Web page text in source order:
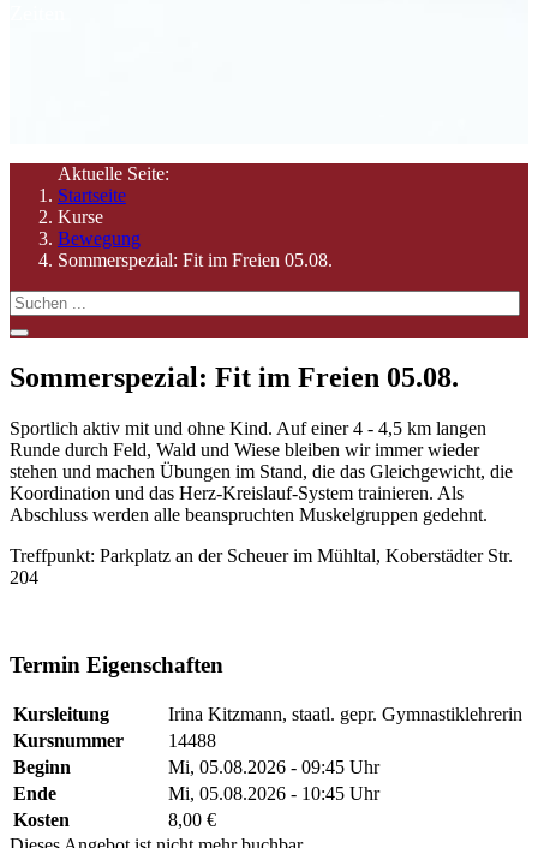
Aktuelle Seite:
Startseite
Kurse
Bewegung
Sommerspezial: Fit im Freien 05.08.
Sommerspezial: Fit im Freien 05.08.
Sportlich aktiv mit und ohne Kind. Auf einer 4 - 4,5 km langen
Runde durch Feld, Wald und Wiese bleiben wir immer wieder
stehen und machen Übungen im Stand, die das Gleichgewicht, die
Koordination und das Herz-Kreislauf-System trainieren. Als
Abschluss werden alle beanspruchten Muskelgruppen gedehnt.
Treffpunkt: Parkplatz an der Scheuer im Mühltal, Koberstädter Str.
204
Termin Eigenschaften
Kursleitung
Irina Kitzmann, staatl. gepr. Gymnastiklehrerin
Kursnummer
14488
Beginn
Mi, 05.08.2026 - 09:45 Uhr
Ende
Mi, 05.08.2026 - 10:45 Uhr
Kosten
8,00 €